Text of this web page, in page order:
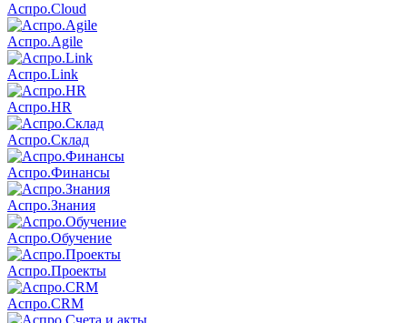
Аспро.Cloud
Аспро.Agile
Аспро.Link
Аспро.HR
Аспро.Склад
Аспро.Финансы
Аспро.Знания
Аспро.Обучение
Аспро.Проекты
Аспро.CRM